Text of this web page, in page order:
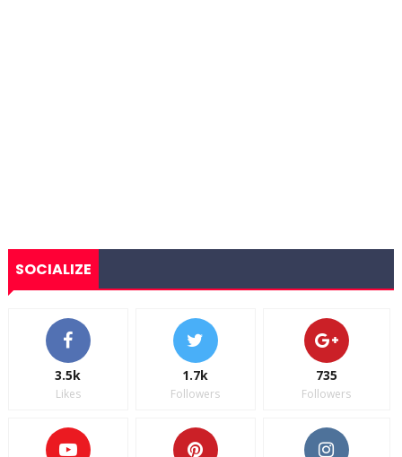
SOCIALIZE
3.5k
Likes
1.7k
Followers
735
Followers